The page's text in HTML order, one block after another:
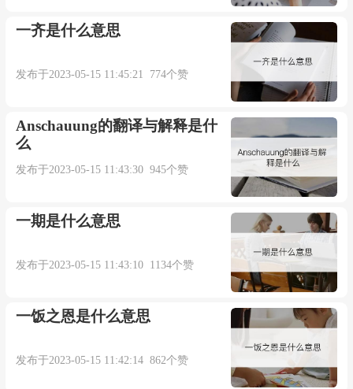
一齐是什么意思
发布于2023-05-15 11:45:21 774个赞
Anschauung的翻译与解释是什
么
发布于2023-05-15 11:43:30 945个赞
一期是什么意思
发布于2023-05-15 11:43:10 1134个赞
一饭之恩是什么意思
发布于2023-05-15 11:42:14 862个赞